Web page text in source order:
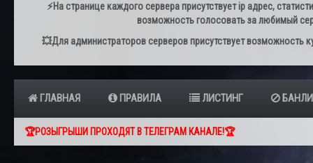
⚡️На странице каждого сервера присутствует ip адрес,
возможность голосовать за любимый
💥Для администраторов серверов присутствует возможность
ГЛАВНАЯ ПРАВИЛА ЛИСТИНГ
🏆РОЗЫГРЫШИ ПРОХОДЯТ В ТЕЛЕГРАМ КАНАЛЕ!🏆